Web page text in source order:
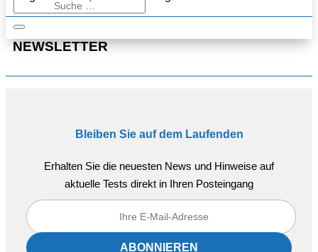
NEWSLETTER
Bleiben Sie auf dem Laufenden
Erhalten Sie die neuesten News und Hinweise auf
aktuelle Tests direkt in Ihren Posteingang